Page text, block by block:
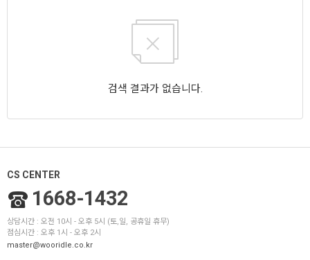
검색 결과가 없습니다.
CS CENTER
1668-1432
상담시간 : 오전 10시 - 오후 5시 (토,일, 공휴일 휴무)
점심시간 : 오후 1시 - 오후 2시
master@wooridle.co.kr